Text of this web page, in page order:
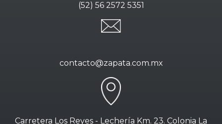
(52) 56 2572 5351
contacto@zapata.com.mx
Carretera Los Reyes - Lechería Km. 23. Colonia La